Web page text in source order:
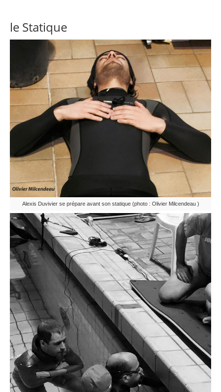
le Statique
Alexis Duvivier se prépare avant son statique (photo : Olivier Milcendeau )